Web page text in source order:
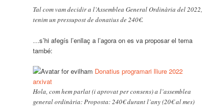
Tal com vam decidir a l’Assemblea General Ordinària del 2022,
tenim un pressupost de donatius de 240€.
…s’hi afegís l’enllaç a l’agora on es va proposar el tema
també:
Donatius programari lliure 2022
arxivat
Hola, com hem parlat (i aprovat per consens) a l’assemblea
general ordinària: Proposta: 240€ durant l’any (20€ al mes)